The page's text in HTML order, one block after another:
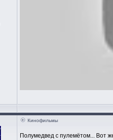
Кинофильмы
Полумедвед с пулемётом... Вот